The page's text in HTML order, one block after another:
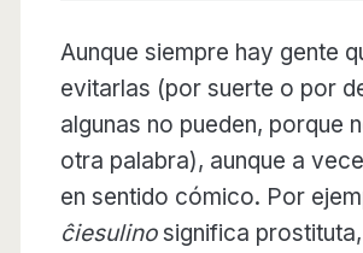
Aunque siempre hay gente
evitarlas (por suerte o por
algunas no pueden, porque
otra palabra), aunque a
en sentido cómico. Por
ĉiesulinosignifica